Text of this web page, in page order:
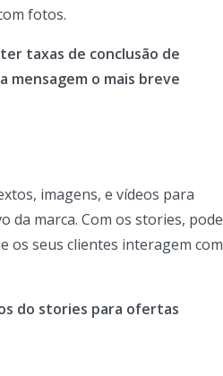
fotos.
taxas de conclusão de
mensagem o mais breve
imagens, e vídeos para
da marca. Com os stories, pode
os seus clientes interagem com
do stories para ofertas